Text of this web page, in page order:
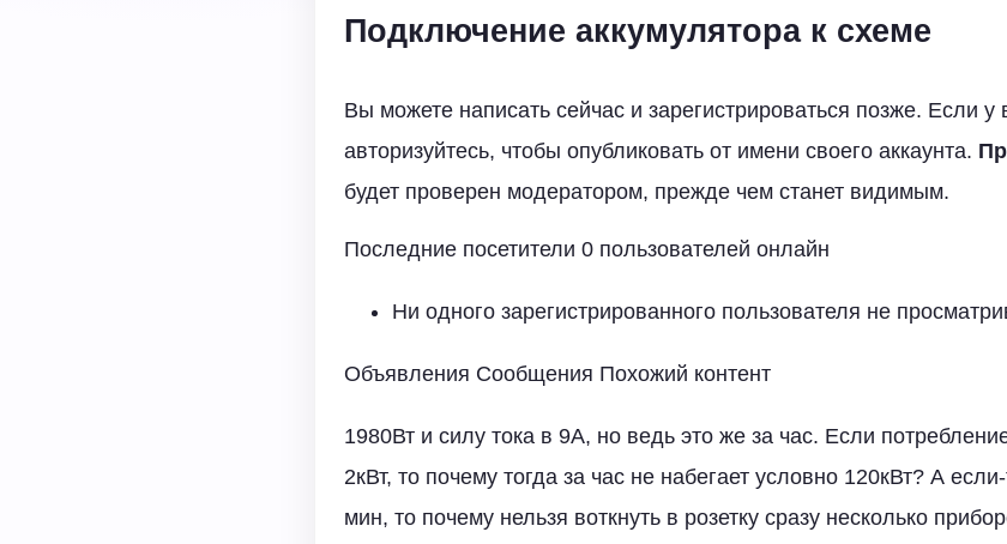
Подключение аккумулятора к схеме
Вы можете написать сейчас и зарегистрироваться позже. Если у
авторизуйтесь, чтобы опубликовать от имени своего аккаунта.
будет проверен модератором, прежде чем станет видимым.
Последние посетители 0 пользователей онлайн
Ни одного зарегистрированного пользователя не
Объявления Сообщения Похожий контент
1980Вт и силу тока в 9А, но ведь это же за час. Если
2кВт, то почему тогда за час не набегает условно 120кВт? А
мин, то почему нельзя воткнуть в розетку сразу несколько